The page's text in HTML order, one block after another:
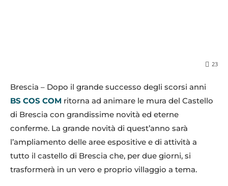
23
Brescia – Dopo il grande successo degli scorsi anni
BS COS COM ritorna ad animare le mura del Castello
di Brescia con grandissime novità ed eterne
conferme. La grande novità di quest’anno sarà
l’ampliamento delle aree espositive e di attività a
tutto il castello di Brescia che, per due giorni, si
trasformerà in un vero e proprio villaggio a tema.